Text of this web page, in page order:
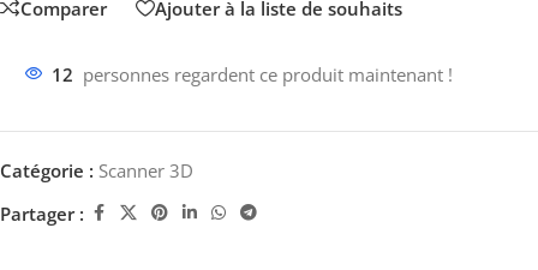
Comparer Ajouter à la liste de souhaits
12 personnes regardent ce produit maintenant !
Catégorie : Scanner 3D
Partager :